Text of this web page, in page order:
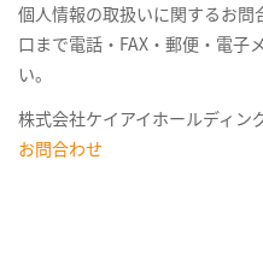
個人情報の取扱いに関するお
口まで電話・FAX・郵便・電子
い。
株式会社ケイアイホールディン
お問合わせ